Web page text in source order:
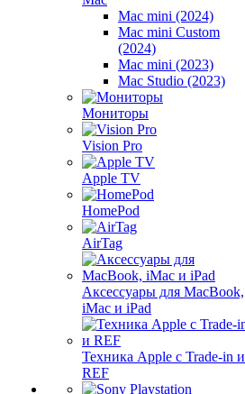
Mac mini (2024)
Mac mini Custom
(2024)
Mac mini (2023)
Mac Studio (2023)
Мониторы
Vision Pro
Apple TV
HomePod
AirTag
Аксессуары для MacBook,
iMac и iPad
Техника Apple с Trade-in и
REF